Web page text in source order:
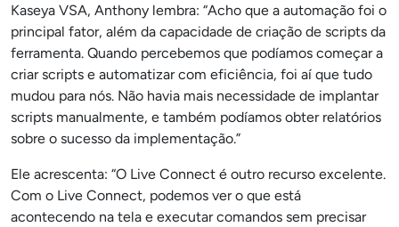
Kaseya VSA, Anthony lembra: “Acho que a automação foi o
principal fator, além da capacidade de criação de scripts da
ferramenta. Quando percebemos que podíamos começar a
criar scripts e automatizar com eficiência, foi aí que tudo
mudou para nós. Não havia mais necessidade de implantar
scripts manualmente, e também podíamos obter relatórios
sobre o sucesso da implementação.”
Ele acrescenta: “O Live Connect é outro recurso excelente.
Com o Live Connect, podemos ver o que está
acontecendo na tela e executar comandos sem precisar